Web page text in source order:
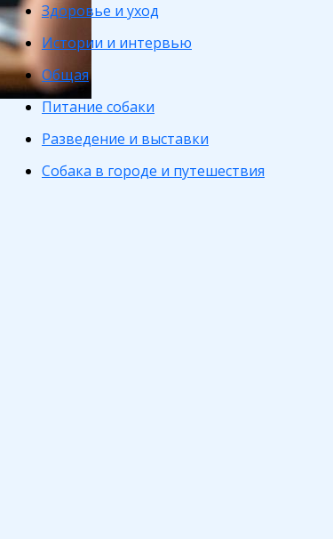
Здоровье и уход
Истории и интервью
Общая
Питание собаки
Разведение и выставки
Собака в городе и путешествия